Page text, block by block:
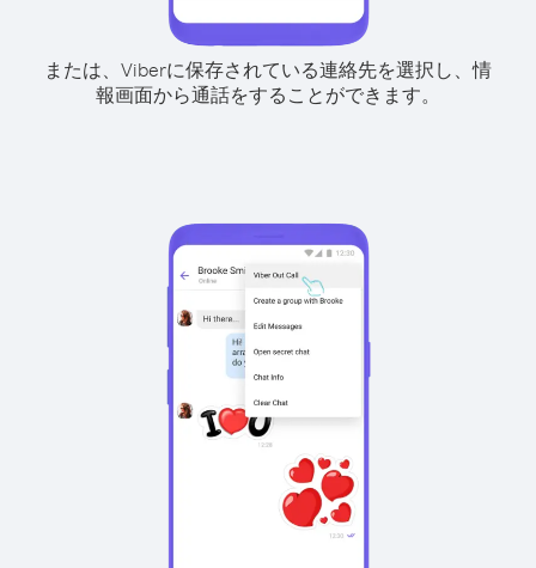
または、Viberに保存されている連絡先を選択し、情
報画面から通話をすることができます。